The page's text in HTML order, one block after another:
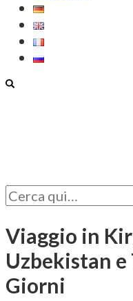
Cerca
per:
Viaggio in
Uzbekistan
Giorni